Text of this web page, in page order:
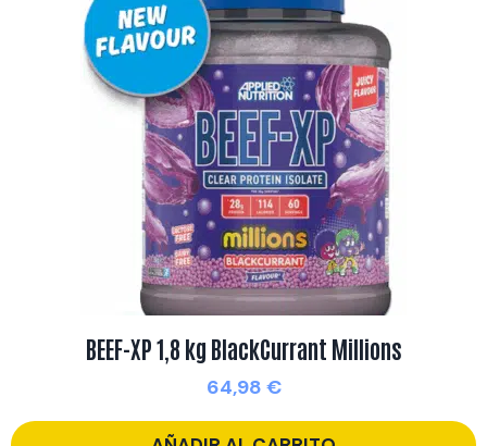
BEEF-XP 1,8 kg BlackCurrant Millions
64,98 €